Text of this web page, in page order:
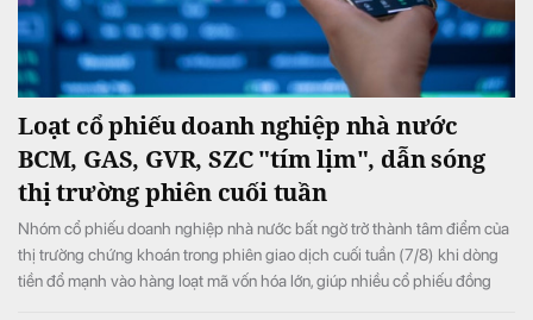
Loạt cổ phiếu doanh nghiệp nhà nước
BCM, GAS, GVR, SZC "tím lịm", dẫn sóng
thị trường phiên cuối tuần
Nhóm cổ phiếu doanh nghiệp nhà nước bất ngờ trở thành tâm điểm của
thị trường chứng khoán trong phiên giao dịch cuối tuần (7/8) khi dòng
tiền đổ mạnh vào hàng loạt mã vốn hóa lớn, giúp nhiều cổ phiếu đồng